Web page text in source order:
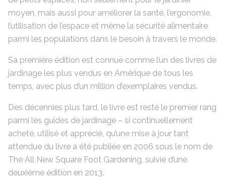
moyen, mais aussi pour améliorer la santé, l’ergonomie,
l’utilisation de l’espace et même la sécurité alimentaire
parmi les populations dans le besoin à travers le monde.
Sa première édition est connue comme l’un des livres de
jardinage les plus vendus en Amérique de tous les
temps, avec plus d’un million d’exemplaires vendus.
Des décennies plus tard, le livre est resté le premier rang
parmi les guides de jardinage – si continuellement
acheté, utilisé et apprécié, qu’une mise à jour tant
attendue du livre a été publiée en 2006 sous le nom de
The All New Square Foot Gardening, suivie d’une
deuxième édition en 2013.